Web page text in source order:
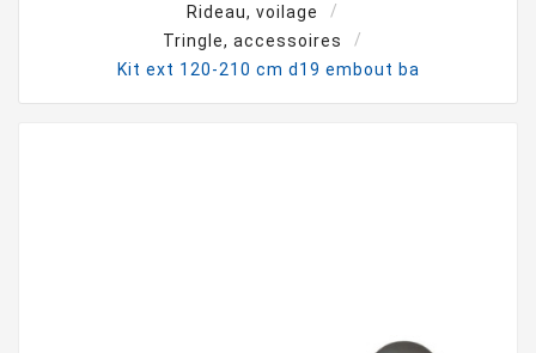
Rideau, voilage
Tringle, accessoires
Kit ext 120-210 cm d19 embout ba